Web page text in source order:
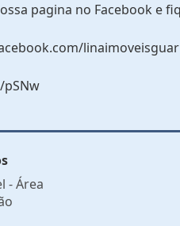
pagina no Facebook e
- Área